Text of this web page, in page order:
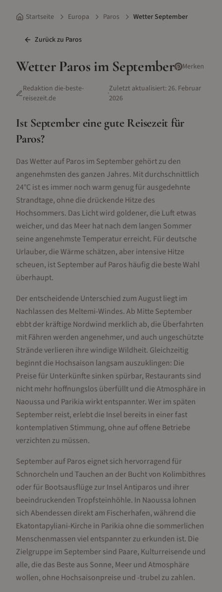
Startseite Europa Paros Wetter September
Zurück zu Paros
WetterParos im September Merken
Redaktion die-beste-
reisezeit.de
·Zuletzt aktualisiert:26. Februar
2026
Ist Septembereine gute Reisezeit für
Paros?
Das Wetter auf Paros im September gehört zu den
angenehmsten des ganzen Jahres. Mit durchschnittlich
24°C ist es immer noch warm genug für ausgedehnte
Strandtage, ohne die drückende Hitze des
Hochsommers. Das Licht wird goldener, die Luft etwas
weicher, und das Meer hat nach dem langen Sommer
seine angenehmste Temperatur erreicht. Für deutsche
Urlauber, die Wärme schätzen, aber intensive Hitze
scheuen, ist September auf Paros häufig die beste Wahl
überhaupt.
Der entscheidende Unterschied zum August liegt im
Nachlassen des Meltemi-Windes. Ab Mitte September
ebbt der kräftige Nordwind merklich ab, die Überfahrten
mit Fähren werden angenehmer, und auch ungeschützte
Strände verlieren ihre windige Wildheit. Gleichzeitig
beginnt die Hochsaison langsam auszuklingen: Die
Preise für Unterkünfte sinken spürbar, Restaurants sind
nicht mehr hoffnungslos überfüllt und die Atmosphäre in
Naoussa und Parikia wirkt entspannter. Wer im späten
September reist, erlebt die Insel bereits in einer fast
kontemplativen Stimmung, ohne auf offene Betriebe
verzichten zu müssen.
September auf Paros eignet sich hervorragend für
Schnorcheln und Tauchen an der Bucht von Kolimbithres
oder für Bootsausflüge zur Insel Antiparos und ihrer
beeindruckenden Tropfsteinhöhle. In Naoussa lohnen
sich Abendessen direkt am Fischerhafen, während die
Ekatontapyliani-Kirche in Parikia ohne die sommerlichen
Menschenmassen viel entspannter zu erkunden ist. Die
Zielgruppe im September sind Paare, Kulturreisende und
alle, die das Beste aus Sonne, Meer und Atmosphäre
wollen, ohne Hochsaisonpreise und -trubel zu zahlen.